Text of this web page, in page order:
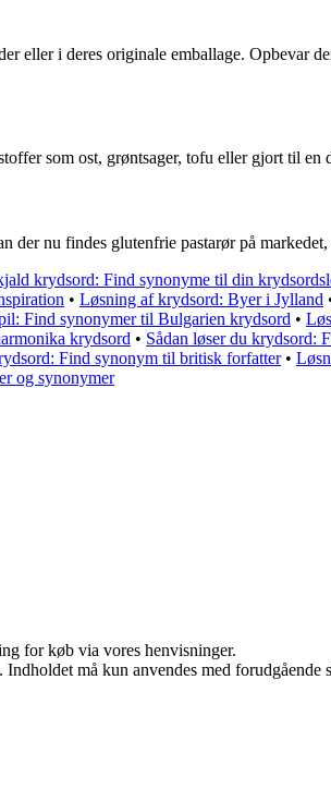
eller i deres originale emballage. Opbevar
som ost, grøntsager, tofu eller gjort til en
nu findes glutenfrie pastarør på
krydsord: Find synonyme til din
• Løsning af krydsord: Byer i Jylland
Find synonymer til Bulgarien krydsord •
krydsord • Sådan løser du krydsord:
Find synonym til britisk forfatter•
og synonymer
for køb via vores henvisninger.
må kun anvendes med forudgående